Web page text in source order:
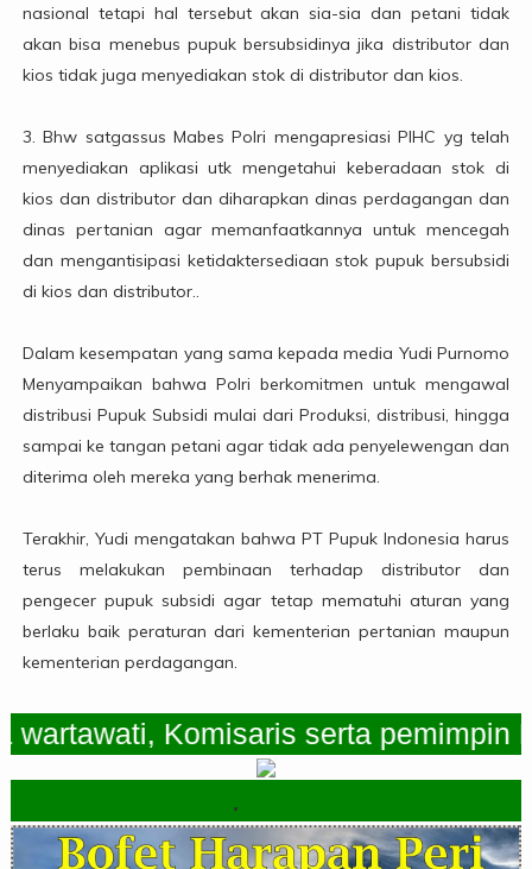
nasional tetapi hal tersebut akan sia-sia dan petani tidak
akan bisa menebus pupuk bersubsidinya jika distributor dan
kios tidak juga menyediakan stok di distributor dan kios.
3. Bhw satgassus Mabes Polri mengapresiasi PIHC yg telah
menyediakan aplikasi utk mengetahui keberadaan stok di
kios dan distributor dan diharapkan dinas perdagangan dan
dinas pertanian agar memanfaatkannya untuk mencegah
dan mengantisipasi ketidaktersediaan stok pupuk bersubsidi
di kios dan distributor..
Dalam kesempatan yang sama kepada media Yudi Purnomo
Menyampaikan bahwa Polri berkomitmen untuk mengawal
distribusi Pupuk Subsidi mulai dari Produksi, distribusi, hingga
sampai ke tangan petani agar tidak ada penyelewengan dan
diterima oleh mereka yang berhak menerima.
Terakhir, Yudi mengatakan bahwa PT Pupuk Indonesia harus
terus melakukan pembinaan terhadap distributor dan
pengecer pupuk subsidi agar tetap mematuhi aturan yang
berlaku baik peraturan dari kementerian pertanian maupun
kementerian perdagangan.
Komisaris serta pemimpin